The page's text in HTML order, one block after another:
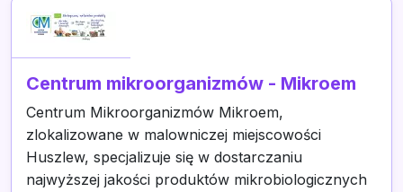
Centrum mikroorganizmów - Mikroem
Centrum Mikroorganizmów Mikroem,
zlokalizowane w malowniczej miejscowości
Huszlew, specjalizuje się w dostarczaniu
najwyższej jakości produktów mikrobiologicznych